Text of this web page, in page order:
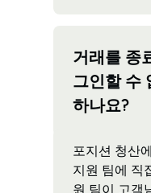
거래를 종
그인할 수
하나요?
포지션 청산
지원 팀에 직
원 팀이 고객